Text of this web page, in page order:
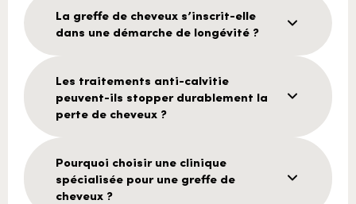
La greffe de cheveux s’inscrit-elle
dans une démarche de longévité ?
Les traitements anti-calvitie
peuvent-ils stopper durablement la
perte de cheveux ?
Pourquoi choisir une clinique
spécialisée pour une greffe de
cheveux ?